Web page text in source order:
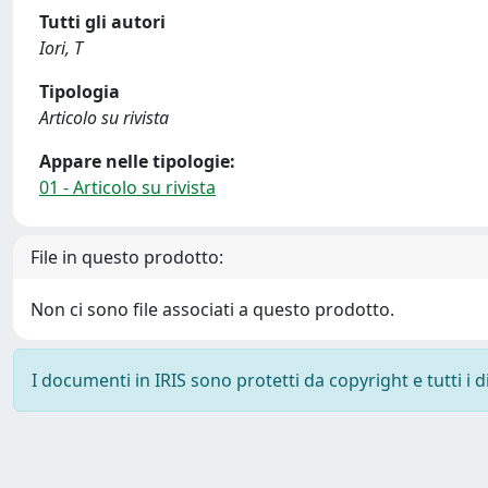
Tutti gli autori
Iori, T
Tipologia
Articolo su rivista
Appare nelle tipologie:
01 - Articolo su rivista
File in questo prodotto:
Non ci sono file associati a questo prodotto.
I documenti in IRIS sono protetti da copyright e tutti i